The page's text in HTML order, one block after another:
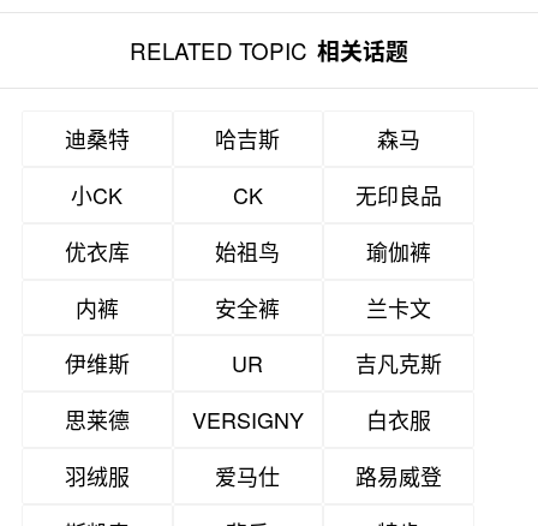
RELATED TOPIC 相关话题
迪桑特 哈吉斯
森马
小CK
CK
无印良品
优衣库
始祖鸟
瑜伽裤
内裤
安全裤
兰卡文
伊维斯
UR
吉凡克斯
思莱德
VERSIGNY
白衣服
羽绒服
爱马仕
路易威登